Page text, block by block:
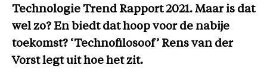
Technologie Trend Rapport 2021. Maar is dat
wel zo? En biedt dat hoop voor de nabije
toekomst? ‘Technofilosoof’ Rens van der
Vorst legt uit hoe het zit.